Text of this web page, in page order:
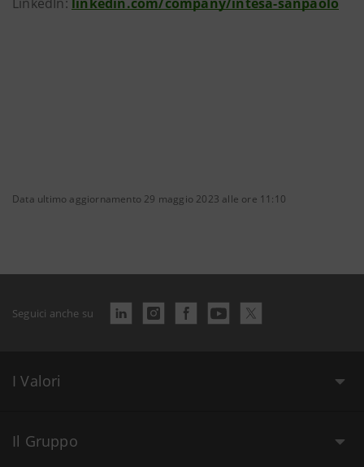
Data ultimo aggiornamento 29 maggio 2023 alle ore 11:10
Seguici anche su
I Valori
Il Gruppo